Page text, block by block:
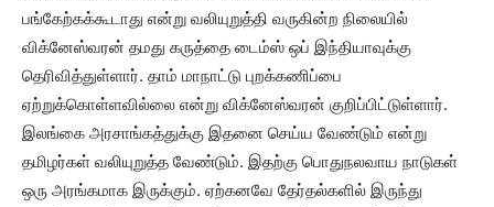
பங்கேற்கக்கூடாது என்று வலியுறுத்தி வருகின்ற நிலையில்
விக்னேஸ்வரன் தமது கருத்தை டைம்ஸ் ஒப் இந்தியாவுக்கு
தெரிவித்துள்ளார். தாம் மாநாட்டு புறக்கணிப்பை
ஏற்றுக்கொள்ளவில்லை என்று விக்னேஸ்வரன் குறிப்பிட்டுள்ளார்.
இலங்கை அரசாங்கத்துக்கு இதனை செய்ய வேண்டும் என்று
தமிழர்கள் வலியுறுத்த வேண்டும். இதற்கு பொதுநலவாய நாடுகள்
ஒரு அரங்கமாக இருக்கும். ஏற்கனவே தேர்தல்களில் இருந்து